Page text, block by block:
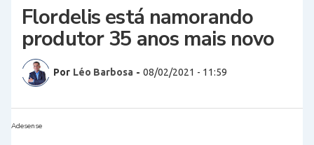
Flordelis está namorando
produtor 35 anos mais novo
Por Léo Barbosa - 08/02/2021 - 11:59
Adesense